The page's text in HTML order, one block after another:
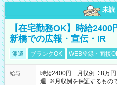
未読
【在宅勤務OK】時給
新橋での広報・宣伝・IR
派遣 ブランクOK WEB登録・面接
給与
時給2400円 月収例 38万円
週 ※月収例を保証するもの